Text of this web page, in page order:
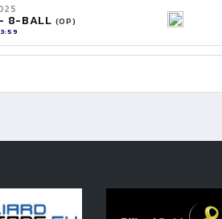
8-BALL (OP)